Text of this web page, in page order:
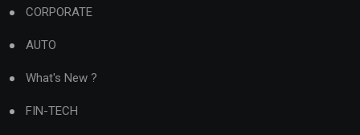
CORPORATE
AUTO
What's New ?
FIN-TECH